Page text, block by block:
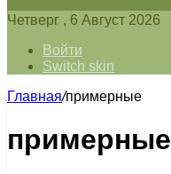
Четверг , 6 Август 2026
Войти
Switch skin
Главная/примерные
примерные